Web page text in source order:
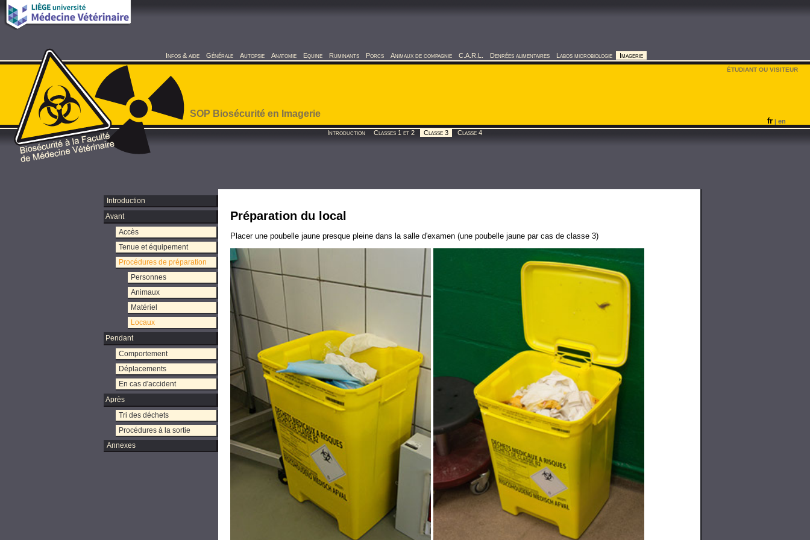
Infos & aide Générale Autopsie Anatomie Equine Ruminants Porcs Animaux de compagnie C.A.R.L. Denrées alimentaires Labos microbiologie Imagerie
ÉTUDIANT OU VISITEUR
fr | en
SOP Biosécurité en Imagerie
Introduction Classes 1 et 2 Classe 3 Classe 4
Introduction
Avant
Accès
Tenue et équipement
Procédures de préparation
Personnes
Animaux
Matériel
Locaux
Pendant
Comportement
Déplacements
En cas d'accident
Après
Tri des déchets
Procédures à la sortie
Annexes
Préparation du local
Placer une poubelle jaune presque pleine dans la salle d'examen (une poubelle jaune par cas de classe 3)